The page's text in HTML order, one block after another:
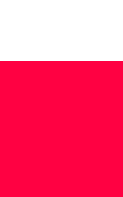
a las
entre uno y